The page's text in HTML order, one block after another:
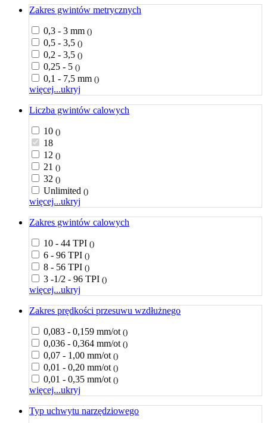
Zakres gwintów metrycznych
0,3 - 3 mm ()
0,5 - 3,5 ()
0,2 - 3,5 ()
0,25 - 5 ()
0,1 - 7,5 mm ()
więcej...ukryj
Liczba gwintów calowych
10 ()
18
12 ()
21 ()
32 ()
Unlimited ()
więcej...ukryj
Zakres gwintów calowych
10 - 44 TPI ()
6 - 96 TPI ()
8 - 56 TPI ()
3 -1/2 - 96 TPI ()
więcej...ukryj
Zakres prędkości przesuwu wzdłużnego
0,083 - 0,159 mm/ot ()
0,036 - 0,364 mm/ot ()
0,07 - 1,00 mm/ot ()
0,01 - 0,20 mm/ot ()
0,01 - 0,35 mm/ot ()
więcej...ukryj
Typ uchwytu narzędziowego